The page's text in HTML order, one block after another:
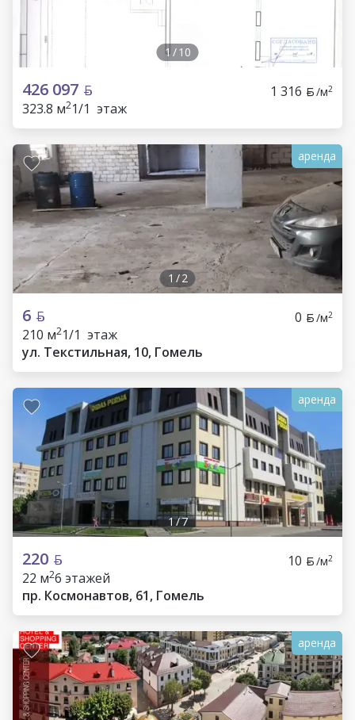
1/10
426 097 1 316 /м2
323.8 м21/1 этаж
1 /2
аренда
6 0 /м2
210 м21/1 этаж
ул. Текстильная, 10, Гомель
1/7
аренда
220 10 /м2
22 м26 этажей
пр. Космонавтов, 61, Гомель
аренда